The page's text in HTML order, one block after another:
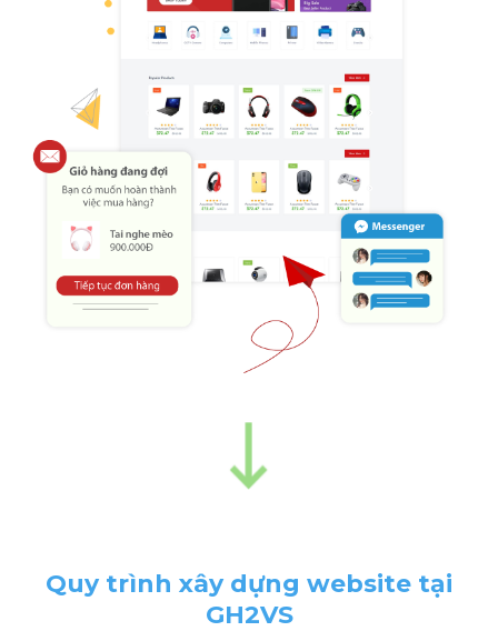
Quy trình xây dựng website tại
GH2VS